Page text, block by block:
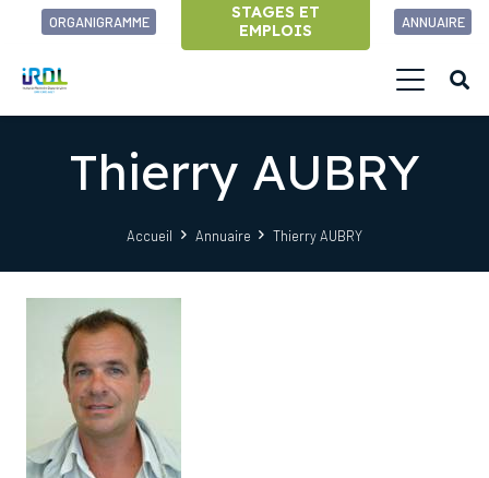
ORGANIGRAMME
STAGES ET
EMPLOIS
ANNUAIRE
Thierry AUBRY
Accueil Annuaire Thierry AUBRY